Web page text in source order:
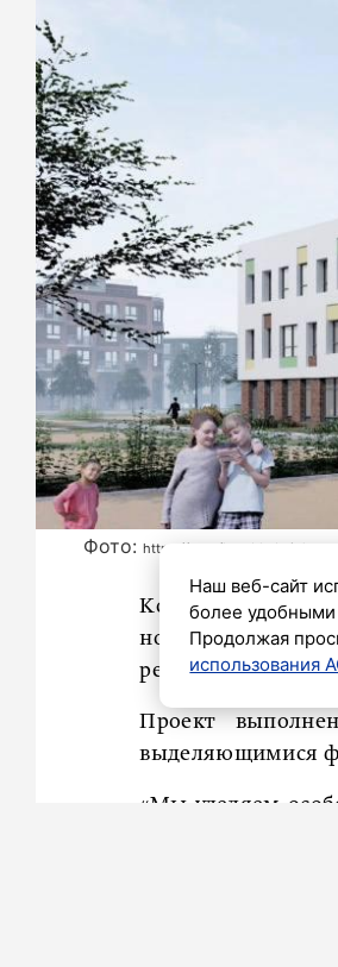
Фото: https://t.me/lenobladminka
Комитет
нового детского
региона.
Проект
выделяющимися
«Мы уделяем
Наш веб-сайт
более удобными
Продолжая
использования